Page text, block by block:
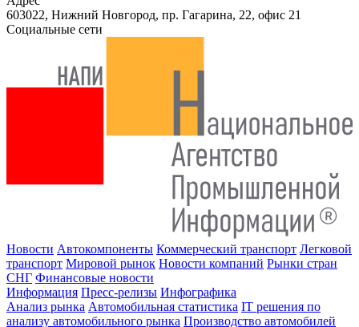
603022, Нижний Новгород, пр. Гагарина, 22, офис 21
Социальные сети
Новости Автокомпоненты Коммерческий транспорт Легковой
транспорт Мировой рынок Новости компаний Рынки стран
СНГ Финансовые новости
Информация Пресс-релизы Инфографика
Анализ рынка Автомобильная статистика IT решения по
анализу автомобильного рынка Производство автомобилей